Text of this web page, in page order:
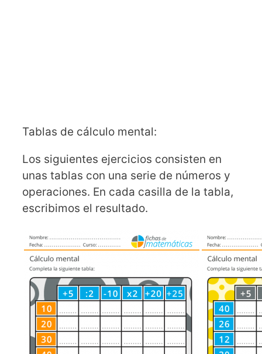
Tablas de cálculo mental:
Los siguientes ejercicios consisten en
unas tablas con una serie de números y
operaciones. En cada casilla de la tabla,
escribimos el resultado.